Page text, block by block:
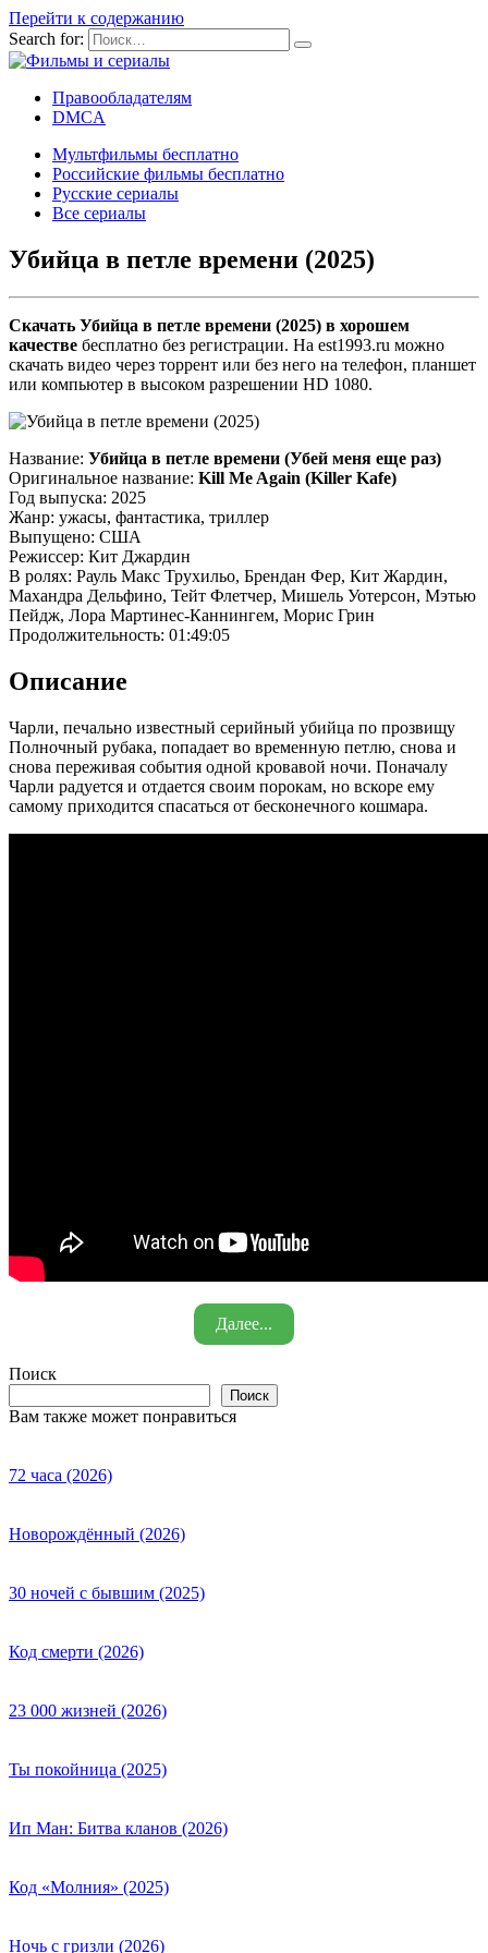
Перейти к содержанию
Search for:
Правообладателям
DMCA
Мультфильмы бесплатно
Российские фильмы бесплатно
Русские сериалы
Все сериалы
Убийца в петле времени (2025)
Скачать Убийца в петле времени (2025) в хорошем
качестве бесплатно без регистрации. На est1993.ru можно
скачать видео через торрент или без него на телефон, планшет
или компьютер в высоком разрешении HD 1080.
Название: Убийца в петле времени (Убей меня еще раз)
Оригинальное название: Kill Me Again (Killer Kafe)
Год выпуска: 2025
Жанр: ужасы, фантастика, триллер
Выпущено: США
Режиссер: Кит Джардин
В ролях: Рауль Макс Трухильо, Брендан Фер, Кит Жардин,
Махандра Дельфино, Тейт Флетчер, Мишель Уотерсон, Мэтью
Пейдж, Лора Мартинес-Каннингем, Морис Грин
Продолжительность: 01:49:05
Описание
Чарли, печально известный серийный убийца по прозвищу
Полночный рубака, попадает во временную петлю, снова и
снова переживая события одной кровавой ночи. Поначалу
Чарли радуется и отдается своим порокам, но вскоре ему
самому приходится спасаться от бесконечного кошмара.
Далее...
Поиск
Поиск
Вам также может понравиться
72 часа (2026)
Новорождённый (2026)
30 ночей с бывшим (2025)
Код смерти (2026)
23 000 жизней (2026)
Ты покойница (2025)
Ип Ман: Битва кланов (2026)
Код «Молния» (2025)
Ночь с гризли (2026)